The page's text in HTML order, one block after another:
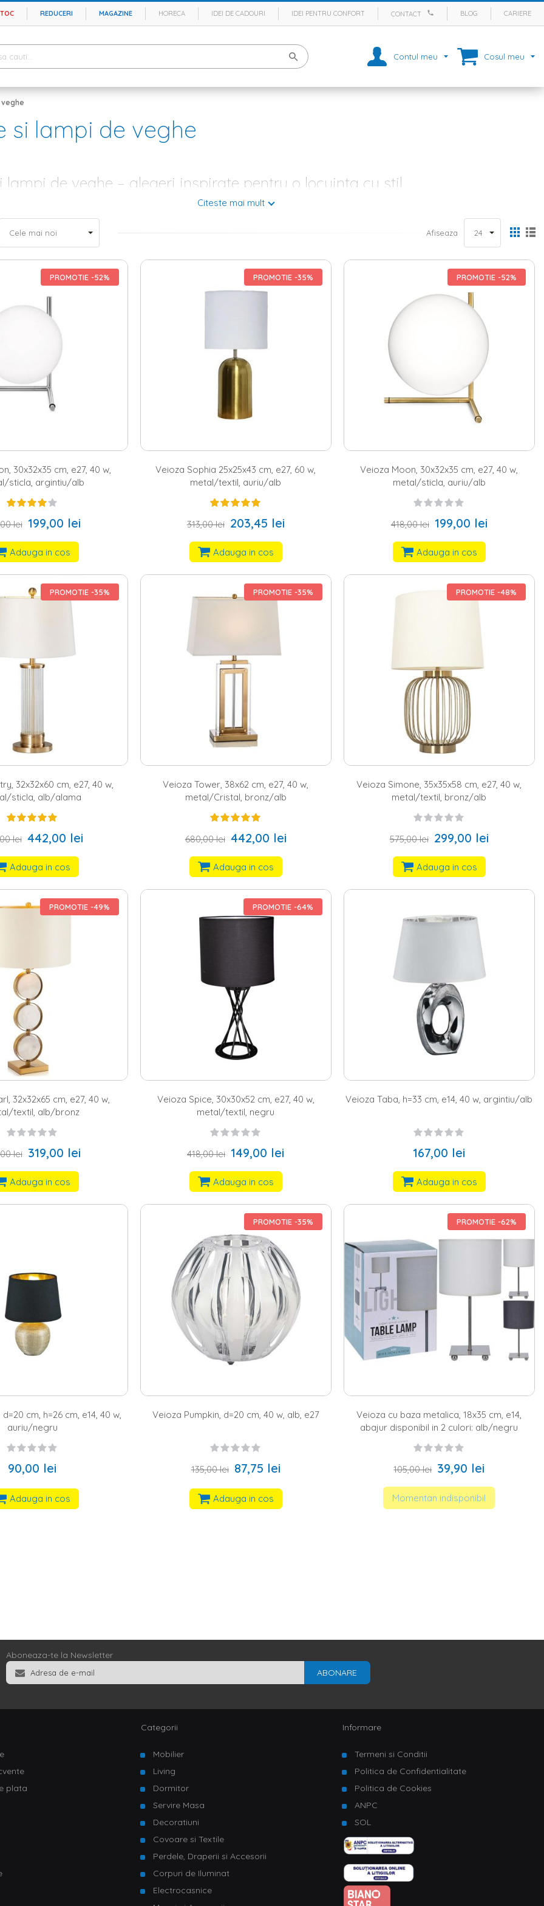
REDUCERI MAGAZINE HORECA IDEI DE CADOURI IDEI PENTRU CONFORT CONTACT BLOG CARIERE
Contul meu Cosul meu
si lampi de veghe
lampi de veghe – alegeri inspirate pentru o locuinta cu stil
de living sau dormitor, o camera are nevoie de catevadecoratiuni
cu functionalitatea, poti spune ca ai reusit sa-ti duci misunea la bun sfarsit – aceea de a crea un spatiu practic, dar care sa exprime
ta. Elemente esentiale in creare unei incaperi calde si primitoare sunt chiar veiozele. Complementare corpurilor mari de
iti ofera posibilitatea de a beneficia de o lumina calda, difuza pe timp de seara si, in mod evident, contribuie enorm la designul camerei.
de veghe – alege-ti modelul preferat din oferta Homelux
o veioza pentru living sau veioze dormitor, atunci ai ajuns in locul potrivit. Pe homelux.ro gasesti o gama diversificata de modele, atat
si pentru lampi de veghe. Iti poti alege modelul preferat in functie de numarul de becuri, optand pentru o
veioza cu 1 becsau oveioza
de tipul soclului, poti alege veioze
. De altfel, poti lua in calcul culoarea, materialul si stilul de design. Astfel, in oferta
si lampi de veghe care se potrivesc excelent atat cu stilul modern de amenajare, cat si cu cel etnic sau romantic. Te intampinam cu
de modele, ceea ce inseamna ca poti opta pentru modele care se potrivesc cu celelalte
corpuri de iluminat din incapere.
living si dormitor – elemente de efecte in orice incapere
poate fi asociata inclusiv cu corpurile de mobilier, mai ales pentru cei care vor sa se incadreze intr-un anumit stil de amenajare. Daca
, atunci e clar ca poti opta pentru un set cu doua veioze pe care sa le pozitionezi pe fiecare
. In schimb, atunci cand
de zi, ai la dispozitie mai multe optiuni. De exemplu, poti achizitiona o
care sa contina si o
. Poti alege apoi o
interesant de pe site-ul nostru si, in acest fel, atmosfera devine mult mai calda si primitoare. De altfel, poti achizitiona si o
din urma poate fi ideala pentru a-ti depozita si 2-3 carti preferate. Descopera oferta noastra, alege-ti modelele preferate si bucura-te
a locuintei tale.
Citeste mai mult
Afiseaza
PROMOTIE -52%
30x32x35 cm, e27, 40 w,
sticla, argintiu/alb
lei 199,00 lei
Adauga in cos
PROMOTIE -35%
Veioza Sophia 25x25x43 cm, e27, 60 w,
metal/textil, auriu/alb
313,00 lei 203,45 lei
Adauga in cos
PROMOTIE -52%
Veioza Moon, 30x32x35 cm, e27, 40 w,
metal/sticla, auriu/alb
418,00 lei 199,00 lei
Adauga in cos
PROMOTIE -35%
32x32x60 cm, e27, 40 w,
sticla, alb/alama
lei 442,00 lei
Adauga in cos
PROMOTIE -35%
Veioza Tower, 38x62 cm, e27, 40 w,
metal/Cristal, bronz/alb
680,00 lei 442,00 lei
Adauga in cos
PROMOTIE -48%
Veioza Simone, 35x35x58 cm, e27, 40 w,
metal/textil, bronz/alb
575,00 lei 299,00 lei
Adauga in cos
PROMOTIE -49%
32x32x65 cm, e27, 40 w,
textil, alb/bronz
lei 319,00 lei
Adauga in cos
PROMOTIE -64%
Veioza Spice, 30x30x52 cm, e27, 40 w,
metal/textil, negru
418,00 lei 149,00 lei
Adauga in cos
Veioza Taba, h=33 cm, e14, 40 w, argintiu/alb
167,00 lei
Adauga in cos
cm, h=26 cm, e14, 40 w,
auriu/negru
90,00 lei
Adauga in cos
PROMOTIE -35%
Veioza Pumpkin, d=20 cm, 40 w, alb, e27
135,00 lei 87,75 lei
Adauga in cos
PROMOTIE -62%
Veioza cu baza metalica, 18x35 cm, e14,
abajur disponibil in 2 culori: alb/negru
105,00 lei 39,90 lei
Momentan indisponibil
Aboneaza-te la Newsletter
ABONARE
plata
Categorii
Mobilier
Living
Dormitor
Servire Masa
Decoratiuni
Covoare si Textile
Perdele, Draperii si Accesorii
Corpuri de Iluminat
Electrocasnice
Informare
Termeni si Conditii
Politica de Confidentialitate
Politica de Cookies
ANPC
SOL